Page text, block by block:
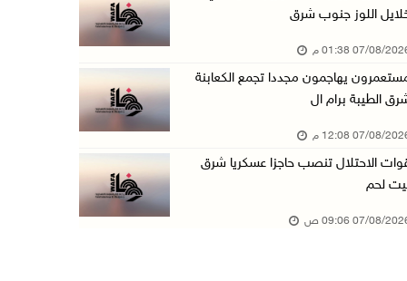
الذهب يتجه لأفضل أداء أسبوعي منذ كانون الثاني
قوات الاحتلال تنصب حاجزا عسكريا شرق بيت لحم
مستعمرون بحماية قوات الاحتلال يقتحمون برك سلي ...
اللوز جنوب شرق
08/2026 01:38 م
يهاجمون مجددا تجمع الكعابنة
الطيبة برام ال
08/2026 12:08 م
الاحتلال تنصب حاجزا عسكريا شرق
لحم
08/2026 09:06 ص